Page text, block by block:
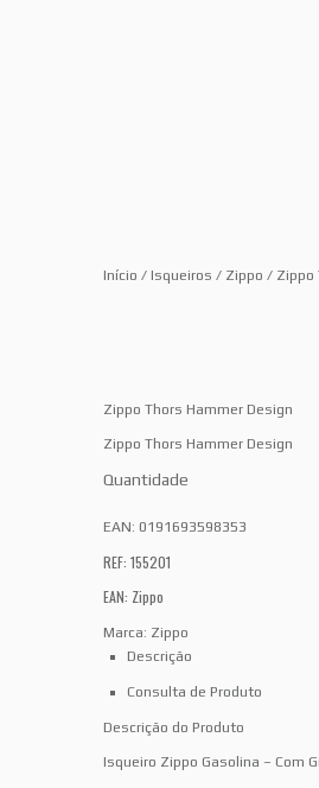
Início / Isqueiros / Zippo / Zippo
Zippo Thors Hammer Design
Zippo Thors Hammer Design
Quantidade
EAN: 0191693598353
REF: 155201
EAN: Zippo
Marca: Zippo
Descrição
Consulta de Produto
Descrição do Produto
Isqueiro Zippo Gasolina – Com